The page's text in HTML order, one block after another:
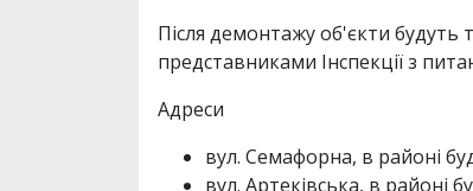
Після демонтажу об'єкти будуть
представниками Інспекції з
Адреси
вул. Семафорна, в районі
вул. Артеківська, в районі